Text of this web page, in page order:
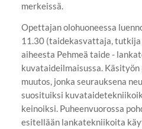
merkeissä.
Opettajan olohuoneessa
11.30 (taidekasvattaja, tutkija
aiheesta Pehmeä taide -
kuvataideilmaisussa.
muutos, jonka seurauksena
suosituiksi
keinoiksi. Puheenvuorossa
esitellään lankatekniikoita